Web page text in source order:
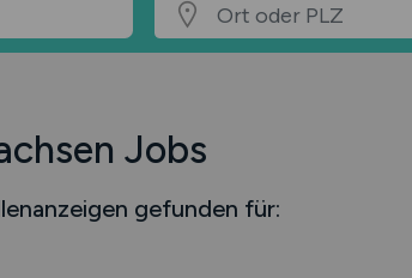
Jobs
gefunden für: